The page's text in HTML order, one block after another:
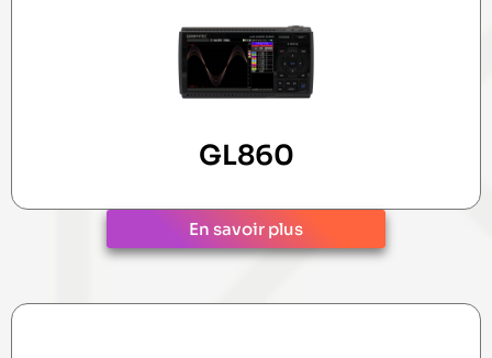
GL860
En savoir plus